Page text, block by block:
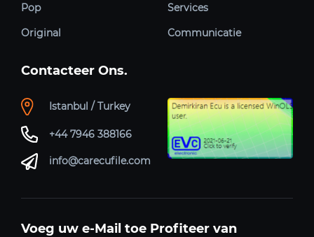
Pop
Original
Services
Communicatie
Contacteer Ons.
Istanbul / Turkey
+44 7946 388166
info@carecufile.com
Voeg uw e-Mail toe Profiteer van